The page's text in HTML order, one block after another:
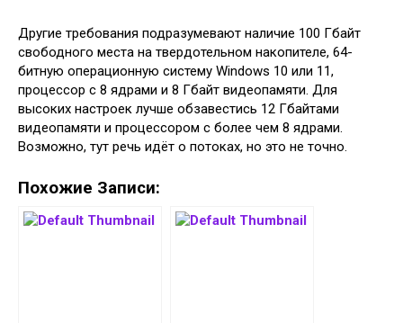
Другие требования подразумевают наличие 100 Гбайт
свободного места на твердотельном накопителе, 64-
битную операционную систему Windows 10 или 11,
процессор с 8 ядрами и 8 Гбайт видеопамяти. Для
высоких настроек лучше обзавестись 12 Гбайтами
видеопамяти и процессором с более чем 8 ядрами.
Возможно, тут речь идёт о потоках, но это не точно.
Похожие Записи: